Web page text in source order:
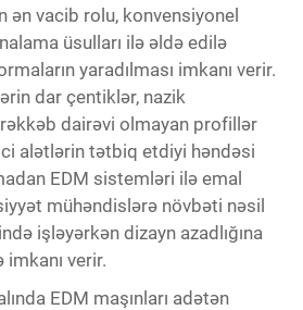
ən vacib rolu, konvensiyonel
üsulları ilə əldə edilə
yaradılması imkanı verir.
dar çentiklər, nazik
dairəvi olmayan profillər
alətlərin tətbiq etdiyi həndəsi
EDM sistemləri ilə emal
mühəndislərə növbəti nəsil
işləyərkən dizayn azadlığına
verir.
EDM maşınları adətən